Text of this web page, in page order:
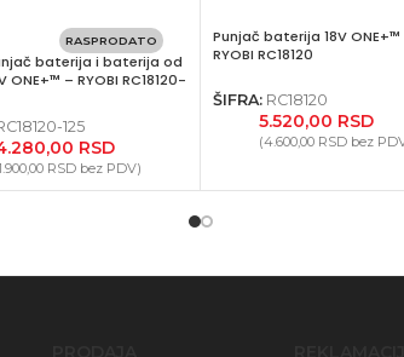
RASPRODATO
baterija i baterija od
ONE+™ – RYOBI RC18120-
125
RSD
RSD bez PDV)
Punjač baterija 18V ONE+™
RYOBI RC18120
ŠIFRA: RC18120
5.520,00 RSD
(4.600,00 RSDbez